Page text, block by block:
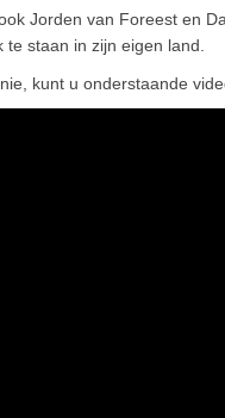
Jorden van Foreest en
staan in zijn eigen land.
kunt u onderstaande